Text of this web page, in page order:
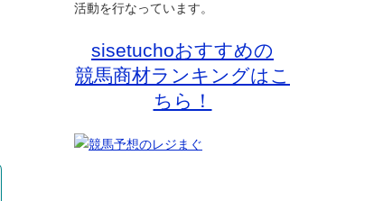
活動を行なっています。
sisetuchoおすすめの
競馬商材ランキングはこ
ちら！